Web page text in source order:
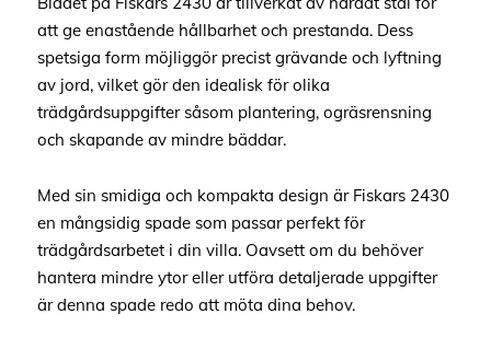
att ge enastående hållbarhet och prestanda. Dess
spetsiga form möjliggör precist grävande och lyftning
av jord, vilket gör den idealisk för olika
trädgårdsuppgifter såsom plantering, ogräsrensning
och skapande av mindre bäddar.
Med sin smidiga och kompakta design är Fiskars 2430
en mångsidig spade som passar perfekt för
trädgårdsarbetet i din villa. Oavsett om du behöver
hantera mindre ytor eller utföra detaljerade uppgifter
är denna spade redo att möta dina behov.